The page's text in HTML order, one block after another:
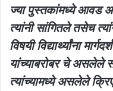
ज्या पुस्तकांमध्ये आवड
त्यांनी सांगितले तसेच
विषयी विद्यार्थ्यांना
यांच्याबरोबर चे असलेले
त्यांच्यामध्ये असलेले